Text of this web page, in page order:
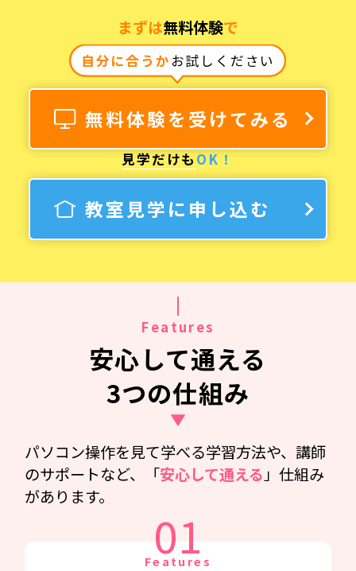
まずは無料体験で
自分に合うかお試しください
無料体験を受けてみる
見学だけも OK！
教室見学に申し込む
Features
安心して通える
3つの仕組み
パソコン操作を見て学べる学習方法や、講師
のサポートなど、「安心して通える」仕組み
があります。
01
Features